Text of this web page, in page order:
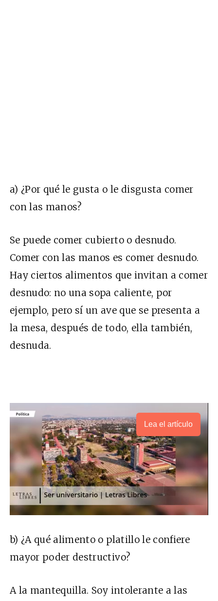
a) ¿Por qué le gusta o le disgusta comer
con las manos?
Se puede comer cubierto o desnudo.
Comer con las manos es comer desnudo.
Hay ciertos alimentos que invitan a comer
desnudo: no una sopa caliente, por
ejemplo, pero sí un ave que se presenta a
la mesa, después de todo, ella también,
desnuda.
Lea el artículo
b) ¿A qué alimento o platillo le confiere
mayor poder destructivo?
A la mantequilla. Soy intolerante a las